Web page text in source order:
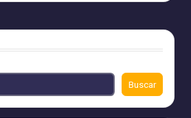
Buscar